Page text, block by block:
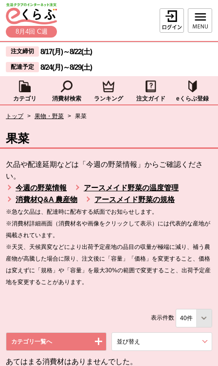
ページの先頭です。
本文へジャンプする。
8月4回 C週
ログイン
ここからサイト内共通メニューです。
サイト内共通メニューをスキップする
注文締切 8/17(月)～8/22(土)
配達予定 8/24(月)～8/29(土)
カテゴリ 消費材検索 ランキング 注文ガイド eくらぶ登録
トップ > 果物・野菜 > 果菜
果菜
欠品や配達延期などは「今週の野菜情報」からご確認くださ
い。
今週の野菜情報
アースメイド野菜の温度管理
消費材Q&A 農産物
アースメイド野菜の規格
※急な欠品は、配達時に配布する紙面でお知らせします。
※消費材詳細画面（消費材名や画像をクリックして表示）には代表的な産地が
掲載されています。
※天災、天候異変などにより出荷予定産地の品目の収量が極端に減り、補う農
産物が高騰した場合に限り、注文後に「容量」「価格」を変更すること、価格
は変えずに「規格」や「容量」を最大30%の範囲で変更すること、出荷予定産
地を変更することがあります。
表示件数
カテゴリ一覧へ 並び替え
あてはまる消費材はありませんでした。